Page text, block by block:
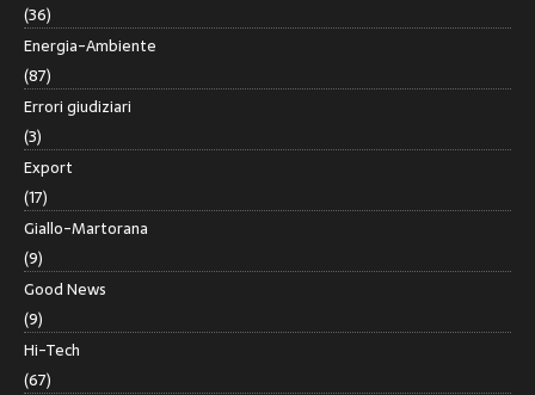
(36)
Energia-Ambiente
(87)
Errori giudiziari
(3)
Export
(17)
Giallo-Martorana
(9)
Good News
(9)
Hi-Tech
(67)